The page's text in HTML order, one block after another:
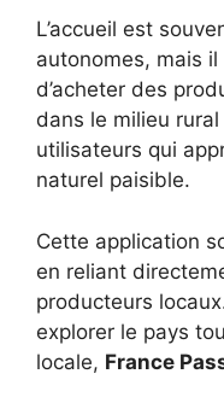
L’accueil est
autonomes, mais
d’acheter des
dans le milieu
utilisateurs qui
naturel paisible.
Cette application
en reliant
producteurs
explorer le pays
locale, France